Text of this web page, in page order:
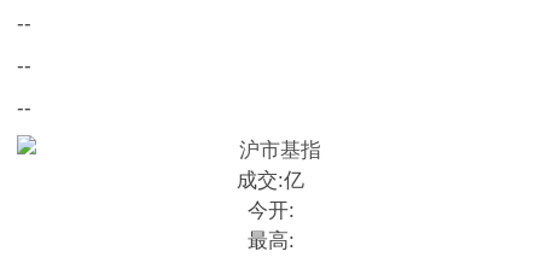
--
--
--
成交:亿
今开:
最高: